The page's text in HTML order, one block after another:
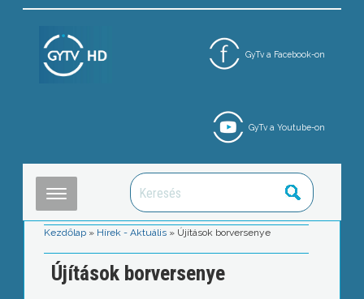
GyTv a Facebook-on
GyTv a Youtube-on
Kezdőlap » Hírek - Aktuális » Újítások borversenye
Újítások borversenye